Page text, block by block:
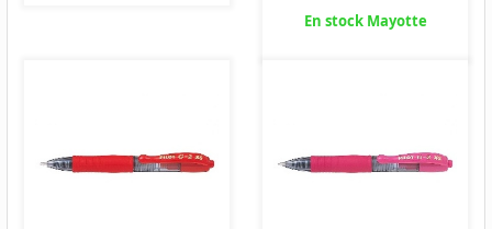
En stock Mayotte